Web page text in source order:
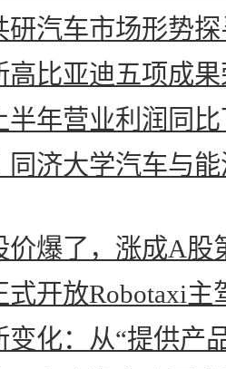
研汽车市场形势
高比亚迪五项成
半年营业利润同比
同济大学汽车与
价爆了，涨成A股
式开放Robotaxi主
化：从“提供产